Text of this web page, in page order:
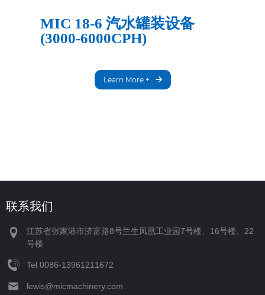
MIC 18-6 汽水罐装设备
(3000-6000CPH)
Learn More +
联系我们
江苏省张家港市济富路8号兰生凤凰工业园7号楼、16号楼、22
号楼
Tel ‪0086-13961211672‬
lewis@micmachinery.com